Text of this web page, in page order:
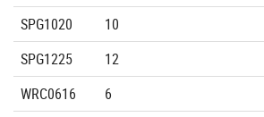
SPG1020
10
SPG1225
12
WRC0616
6